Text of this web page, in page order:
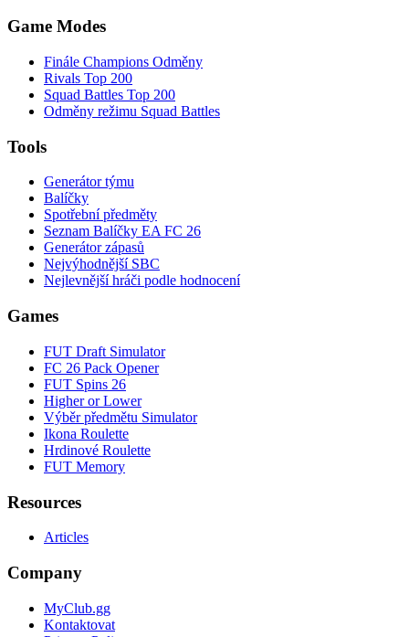
Game Modes
Finále Champions Odměny
Rivals Top 200
Squad Battles Top 200
Odměny režimu Squad Battles
Tools
Generátor týmu
Balíčky
Spotřební předměty
Seznam Balíčky EA FC 26
Generátor zápasů
Nejvýhodnější SBC
Nejlevnější hráči podle hodnocení
Games
FUT Draft Simulator
FC 26 Pack Opener
FUT Spins 26
Higher or Lower
Výběr předmětu Simulator
Ikona Roulette
Hrdinové Roulette
FUT Memory
Resources
Articles
Company
MyClub.gg
Kontaktovat